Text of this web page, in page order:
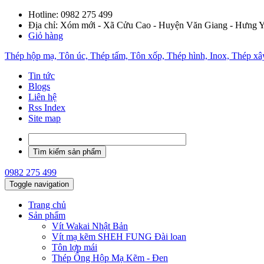
Hotline: 0982 275 499
Địa chỉ: Xóm mới - Xã Cửu Cao - Huyện Văn Giang - Hưng
Giỏ hàng
Thép hộp mạ, Tôn úc, Thép tấm, Tôn xốp, Thép hình, Inox, Thép
Tin tức
Blogs
Liên hệ
Rss Index
Site map
0982 275 499
Toggle navigation
Trang chủ
Sản phẩm
Vít Wakai Nhật Bản
Vít mạ kẽm SHEH FUNG Đài loan
Tôn lợp mái
Thép Ống Hộp Mạ Kẽm - Đen